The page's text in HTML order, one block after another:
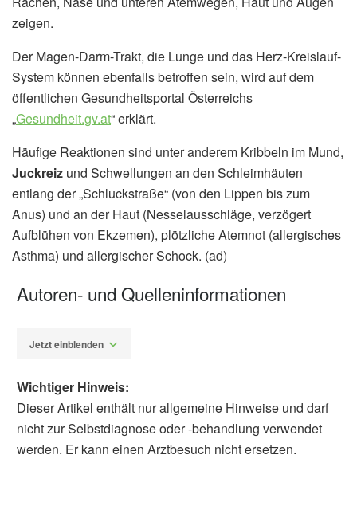
zeigen.
Der Magen-Darm-Trakt, die Lunge und das Herz-Kreislauf-
System können ebenfalls betroffen sein, wird auf dem
öffentlichen Gesundheitsportal Österreichs
„Gesundheit.gv.at“ erklärt.
Häufige Reaktionen sind unter anderem Kribbeln im Mund,
Juckreiz und Schwellungen an den Schleimhäuten
entlang der „Schluckstraße“ (von den Lippen bis zum
Anus) und an der Haut (Nesselausschläge, verzögert
Aufblühen von Ekzemen), plötzliche Atemnot (allergisches
Asthma) und allergischer Schock. (ad)
Autoren- und Quelleninformationen
Jetzt einblenden
Wichtiger Hinweis:
Dieser Artikel enthält nur allgemeine Hinweise und darf
nicht zur Selbstdiagnose oder -behandlung verwendet
werden. Er kann einen Arztbesuch nicht ersetzen.